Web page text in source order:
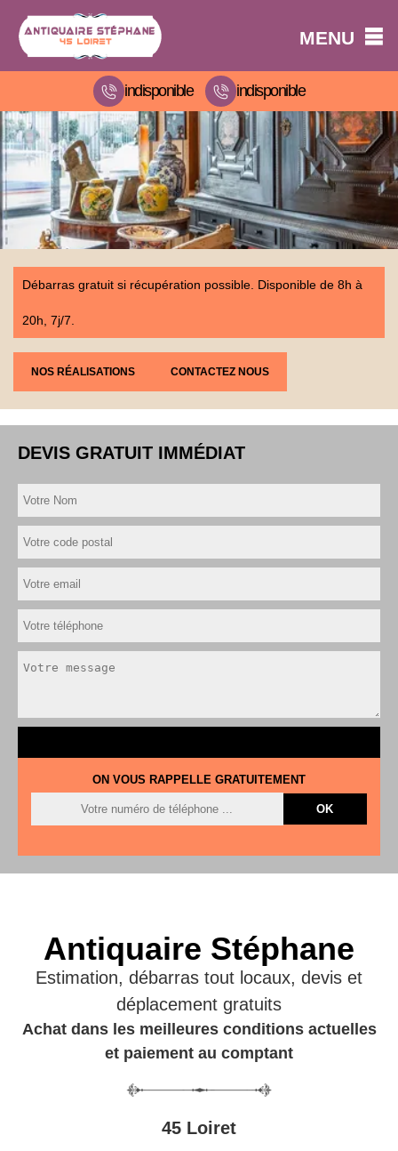
MENU
indisponible indisponible
Débarras gratuit si récupération possible. Disponible de 8h à
20h, 7j/7.
NOS RÉALISATIONS CONTACTEZ NOUS
DEVIS GRATUIT IMMÉDIAT
ON VOUS RAPPELLE GRATUITEMENT
Antiquaire Stéphane
Estimation, débarras tout locaux, devis et
déplacement gratuits
Achat dans les meilleures conditions actuelles
et paiement au comptant
45 Loiret